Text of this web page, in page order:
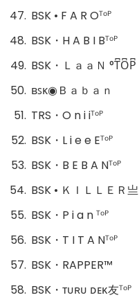
BSK • F A R Oᵀᵒᴾ
BSK・H A B I Bᵀᵒᴾ
BSK・ＬａａＮ °T͆O͆P͆
ʙꜱᴋ◉Ｂａｂａｎ
TRS・O n i iᵀᵒᴾ
BSK・L i e e Eᵀᵒᴾ
BSK・B E B A Nᵀᵒᴾ
BSK • ＫＩＬＬＥＲ亗
BSK・P i a n ᵀᵒᴾ
BSK・T I T A Nᵀᵒᴾ
BSK・RㅤAㅤPㅤPㅤEㅤR™
BSK・ᴛᴜʀᴜ ᴅᴇκ友ᵀᵒᴾ